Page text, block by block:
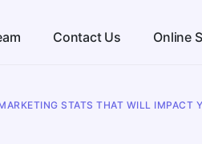
Contact Us Online
STATS THAT WILL IMPACT